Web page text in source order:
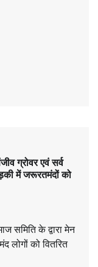
ग्रोवर एवं सर्व
में जरूरतमंदों को
समिति के द्वारा मेन
लोगों को वितरित